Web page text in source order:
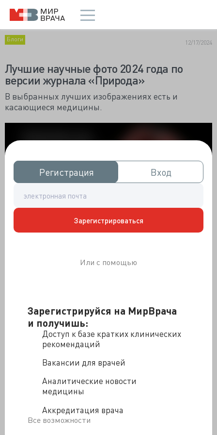
Зарегистрируйся на МирВрача
и получишь:
Доступ к базе кратких клинических
рекомендаций
Вакансии для врачей
Аналитические новости
медицины
Аккредитация врача
Все возможности
Регистрация
Регистрация Вход
Вход
Зарегистрироваться
Или с помощью
Блоги 12/17/2024
Лучшие научные фото 2024 года по
версии журнала «Природа»
В выбранных лучших изображениях есть и
касающиеся медицины.